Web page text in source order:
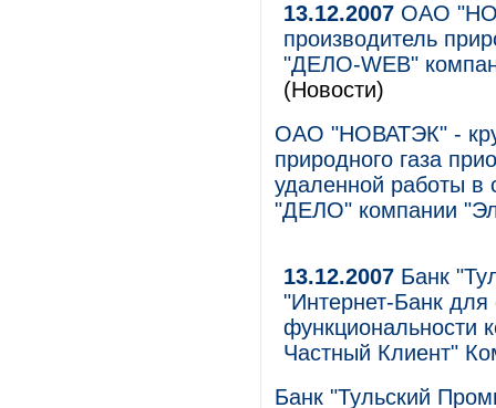
13.12.2007 ОАО
производитель
"ДЕЛО-WEB"
(Новости)
ОАО "НОВАТЭК" -
природного газа
удаленной работы в
"ДЕЛО" компании
13.12.2007 Банк
"Интернет-Банк
функциональности
Частный Клиент"
Банк "Тульский